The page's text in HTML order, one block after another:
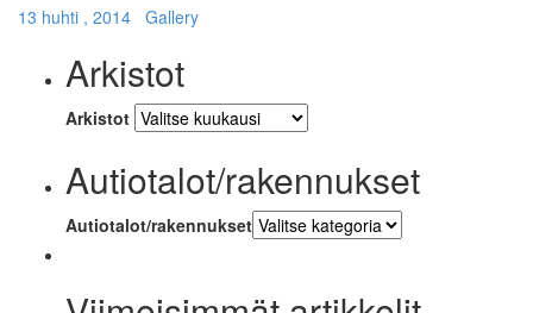
13 huhti , 2014 Gallery
Arkistot
Arkistot
Autiotalot/rakennukset
Autiotalot/rakennukset